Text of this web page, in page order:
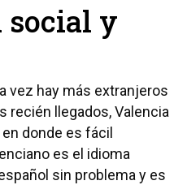
social y
vez hay más extranjeros
recién llegados, Valencia
donde es fácil
es el idioma
sin problema y es